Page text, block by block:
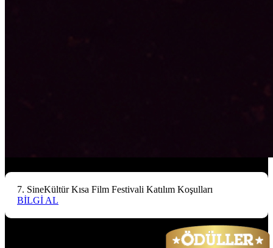
7. SineKültür Kısa Film Festivali Katılım Koşulları
BİLGİ AL